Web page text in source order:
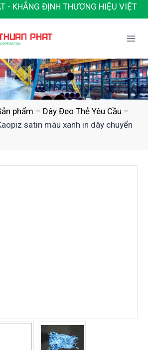
- KHẲNG ĐỊNH THƯƠNG HIỆU VIỆT
phẩm – Dây Đeo Thẻ Yêu Cầu –
satin màu xanh in dây chuyển